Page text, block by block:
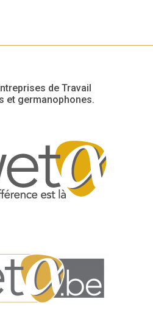
de Travail
et germanophones.